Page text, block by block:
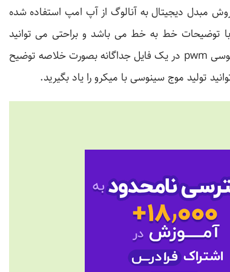
مبدل دیجیتال به آنالوگ از آپ امپ استفاده شده
توضیحات خط به خط می باشد و براحتی می توانید
درک و تغییر دهید.نحوه تولید موج سینوسی pwm در یک فایل جداگانه بصورت خلاصه توضیح
تولید موج سینوسی با میکرو را یاد بگیرید.